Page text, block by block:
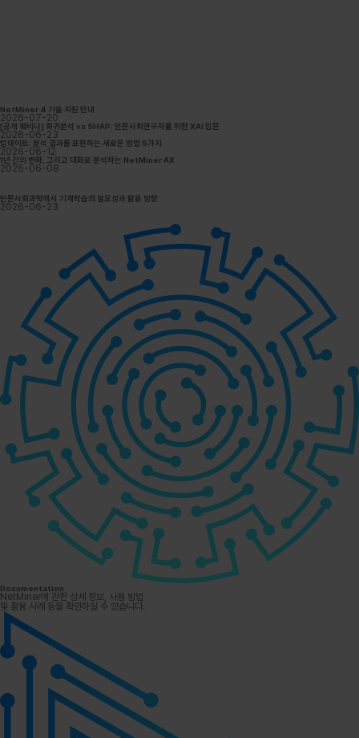
NetMiner 4 기술 지원 안내
2026-07-20
[공개 웨비나] 회귀분석 vs SHAP: 인문사회연구자를 위한 XAI 입문
2026-06-23
업데이트: 분석 결과를 표현하는 새로운 방법 5가지
2026-06-12
1년 간의 변화, 그리고 대화로 분석하는 NetMiner AX
2026-06-08
인문사회과학에서 기계학습의 필요성과 활용 방향
2026-06-23
Documentation
NetMiner에 관한 상세 정보, 사용 방법
및 활용 사례 등을 확인하실 수 있습니다.